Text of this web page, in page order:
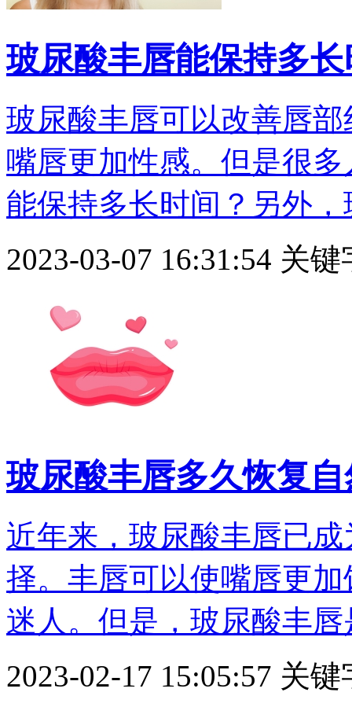
玻尿酸丰唇能保持多
玻尿酸丰唇可以改善唇
嘴唇更加性感。但是很
能保持多长时间？另外，
2023-03-07 16:31:54 关键
玻尿酸丰唇多久恢复
近年来，玻尿酸丰唇已
择。丰唇可以使嘴唇更
迷人。但是，玻尿酸丰唇
2023-02-17 15:05:57 关键